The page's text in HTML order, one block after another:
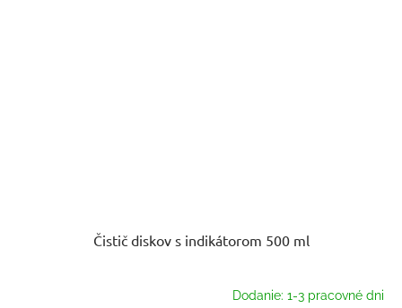
Čistič diskov s indikátorom 500 ml
Dodanie: 1-3 pracovné dni